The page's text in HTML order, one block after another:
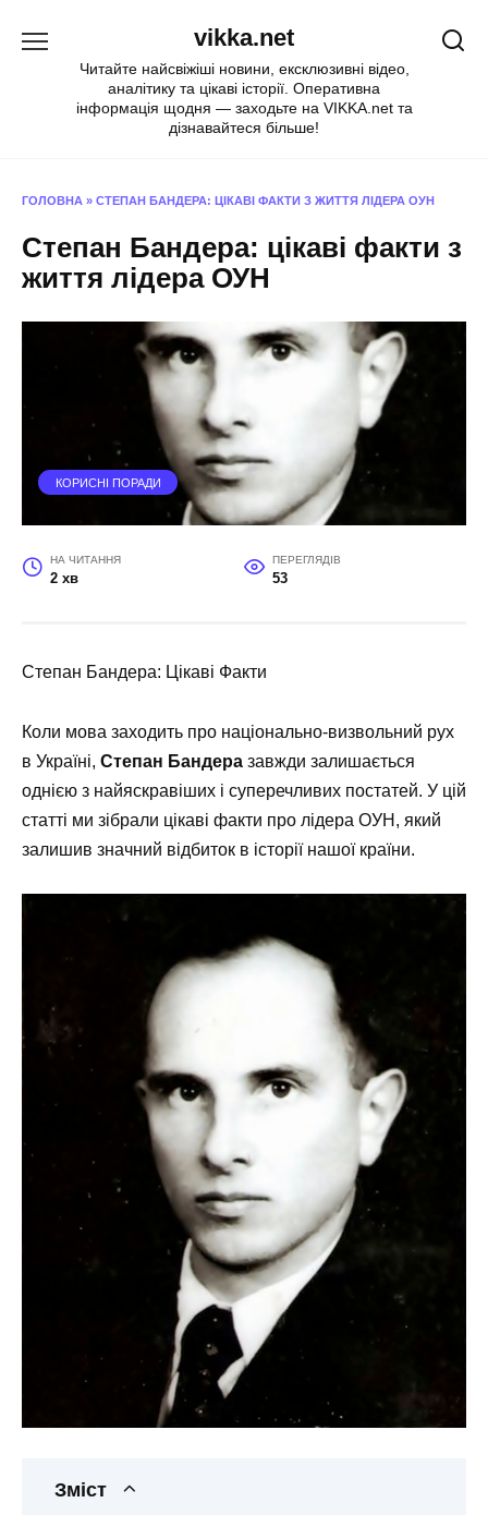
vikka.net
Читайте найсвіжіші новини, ексклюзивні відео,
аналітику та цікаві історії. Оперативна
інформація щодня — заходьте на VIKKA.net та
дізнавайтеся більше!
ГОЛОВНА » СТЕПАН БАНДЕРА: ЦІКАВІ ФАКТИ З ЖИТТЯ ЛІДЕРА ОУН
Степан Бандера: цікаві факти з
життя лідера ОУН
КОРИСНІ ПОРАДИ
НА ЧИТАННЯ
2 хв
ПЕРЕГЛЯДІВ
53
Степан Бандера: Цікаві Факти
Коли мова заходить про національно-визвольний рух
в Україні, Степан Бандера завжди залишається
однією з найяскравіших і суперечливих постатей. У цій
статті ми зібрали цікаві факти про лідера ОУН, який
залишив значний відбиток в історії нашої країни.
Зміст